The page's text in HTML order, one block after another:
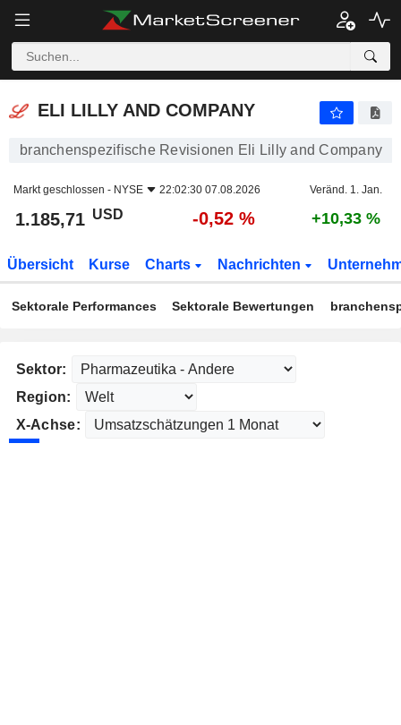
ELI LILLY AND COMPANY
ELI LILLY AND COMPANY
branchenspezifische Revisionen Eli Lilly and Company
Markt geschlossen - NYSE 22:02:30 07.08.2026 Veränd. 1. Jan.
1.185,71 USD -0,52 % +10,33 %
Übersicht Kurse Charts Nachrichten
Sektorale Performances Sektorale Bewertungen
Sektor:
Region:
X-Achse: